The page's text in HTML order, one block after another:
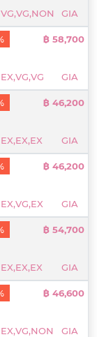
VG,VG,NON GIA
EX,VG,VG GIA
฿ 58,700
EX,EX,EX GIA
฿ 46,200
EX,VG,EX GIA
฿ 46,200
EX,EX,EX GIA
฿ 54,700
EX,VG,NON GIA
฿ 46,600